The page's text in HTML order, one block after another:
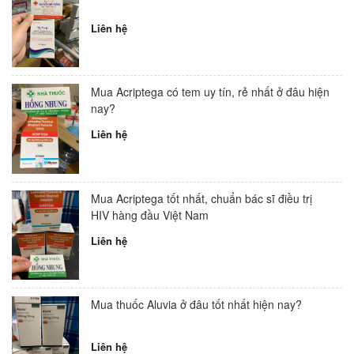
Liên hệ
Mua Acriptega có tem uy tín, rẻ nhất ở đâu hiện
nay?
Liên hệ
Mua Acriptega tốt nhất, chuẩn bác sĩ điều trị
HIV hàng đầu Việt Nam
Liên hệ
Mua thuốc Aluvia ở đâu tốt nhất hiện nay?
Liên hệ